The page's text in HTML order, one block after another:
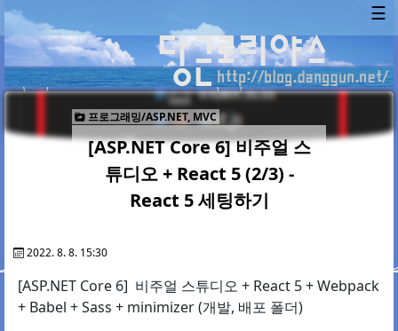
☰
프로그래밍/ASP.NET, MVC
[ASP.NET Core 6] 비주얼 스
튜디오 + React 5 (2/3) -
React 5 세팅하기
2022. 8. 8. 15:30
[ASP.NET Core 6] 비주얼 스튜디오 + React 5 + Webpack
+ Babel + Sass + minimizer (개발, 배포 폴더)